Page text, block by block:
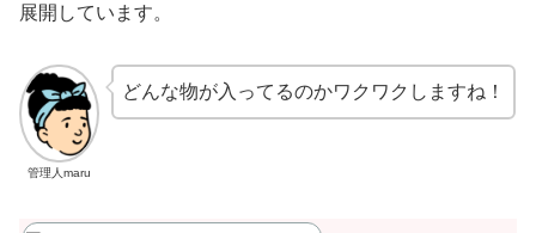
展開しています。
管理人maru
どんな物が入ってるのかワクワクしますね！